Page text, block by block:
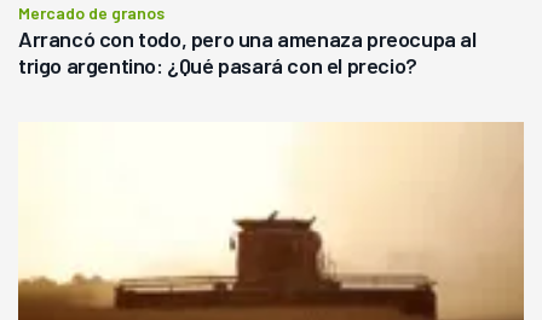
Mercado de granos
Arrancó con todo, pero una amenaza preocupa al
trigo argentino: ¿Qué pasará con el precio?